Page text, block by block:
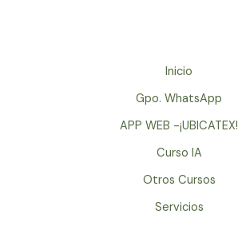
Inicio
Gpo. WhatsApp
APP WEB -¡UBICATEX!
Curso IA
Otros Cursos
Servicios